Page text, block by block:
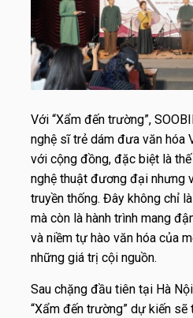
Với “Xẩm đến trường”,
nghệ sĩ trẻ dám đưa văn hóa
với cộng đồng, đặc biệt là
nghệ thuật đương đại nhưng
truyền thống. Đây không chỉ
mà còn là hành trình mang
và niềm tự hào văn hóa của
những giá trị cội nguồn.
Sau chặng đầu tiên tại Hà
“Xẩm đến trường” dự kiến